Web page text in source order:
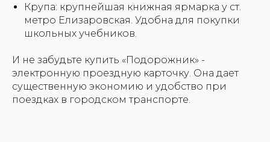
Крупа: крупнейшая книжная ярмарка у ст.
метро Елизаровская. Удобна для покупки
школьных учебников.
И не забудьте купить «Подорожник» -
электронную проездную карточку. Она дает
существенную экономию и удобство при
поездках в городском транспорте.